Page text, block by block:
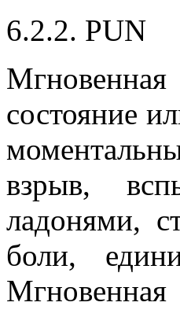
6.2.2. PUN
состояние
взрыв,
ладонями,
боли,
Мгновенная